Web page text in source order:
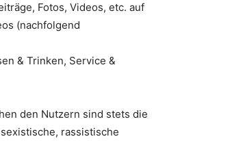
Fotos, Videos, etc. auf
(nachfolgend
& Trinken, Service &
den Nutzern sind stets die
rassistische